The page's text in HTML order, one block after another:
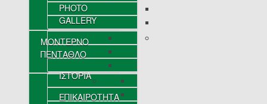
PHOTO
GALLERY
ΜΟΝΤΕΡΝΟ
ΠΕΝΤΑΘΛΟ
ΙΣΤΟΡΙΑ
ΕΠΙΚΑΙΡΟΤΗΤΑ